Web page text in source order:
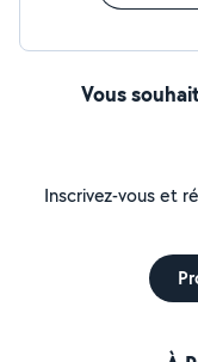
Vous
Inscrivez-vous et